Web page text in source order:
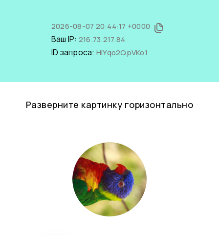
2026-08-07 20:44:17 +0000
Ваш IP: 216.73.217.84
ID запроса: HiYqo2QpVKo1
Разверните картинку горизонтально